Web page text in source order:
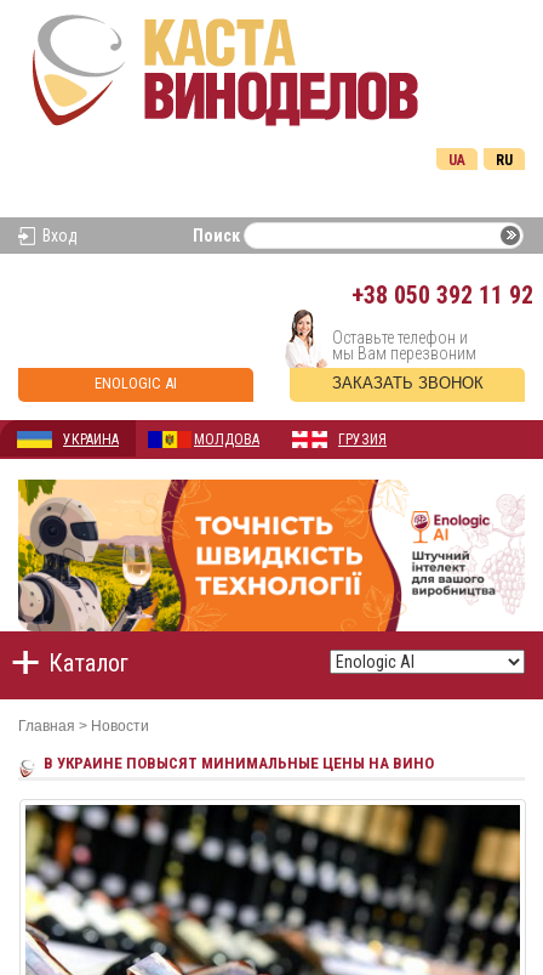
RU
UA
Вход Поиск
+38 050 392 11 92
ENOLOGIC AI
Оставьте телефон и
мы Вам перезвоним
ЗАКАЗАТЬ ЗВОНОК
УКРАИНА МОЛДОВА ГРУЗИЯ
Каталог
Главная > Новости
В УКРАИНЕ ПОВЫСЯТ МИНИМАЛЬНЫЕ ЦЕНЫ НА ВИНО